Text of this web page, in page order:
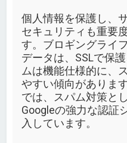
個人情報を保護し、
セキュリティも重要
す。ブロギングライ
データは、SSLで保
ムは機能仕様的に、
やすい傾向がありま
では、スパム対策と
Googleの強力な認証
入しています。